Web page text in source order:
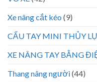
Xe nâng cắt kéo (9)
CẨU TAY MINI THỦY
XE NÂNG TAY BẰNG
Thang nâng người(44)